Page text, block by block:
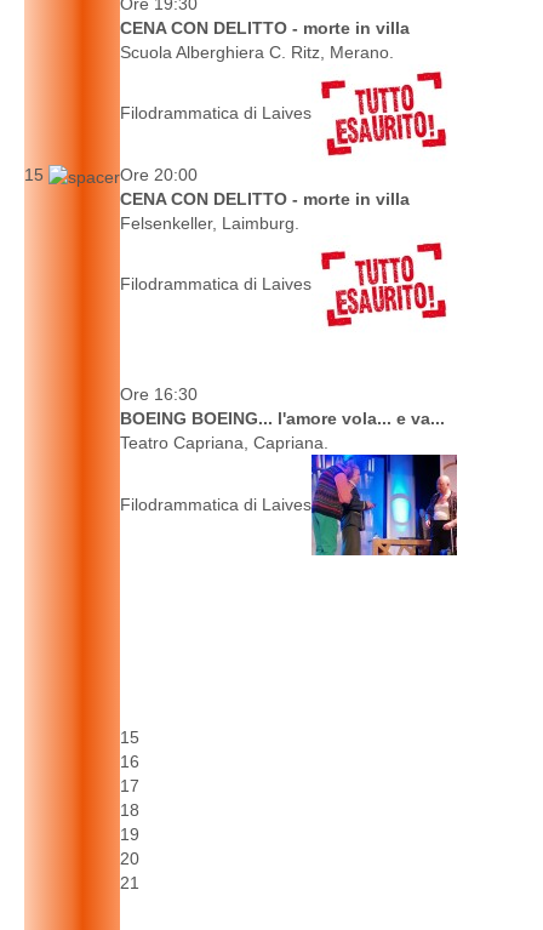
15
Ore 19:30
CENA CON DELITTO - morte in villa
Scuola Alberghiera C. Ritz, Merano.
Filodrammatica di Laives
Ore 20:00
CENA CON DELITTO - morte in villa
Felsenkeller, Laimburg.
Filodrammatica di Laives
Ore 16:30
BOEING BOEING... l'amore vola... e va...
Teatro Capriana, Capriana.
Filodrammatica di Laives
15
16
17
18
19
20
21